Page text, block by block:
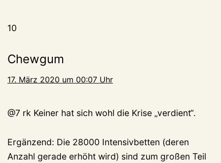
10
Chewgum
17. März 2020 um 00:07 Uhr
@7 rk Keiner hat sich wohl die Krise „verdient“.
Ergänzend: Die 28000 Intensivbetten (deren
Anzahl gerade erhöht wird) sind zum großen Teil